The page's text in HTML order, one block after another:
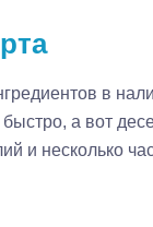
в
а вот
и несколько